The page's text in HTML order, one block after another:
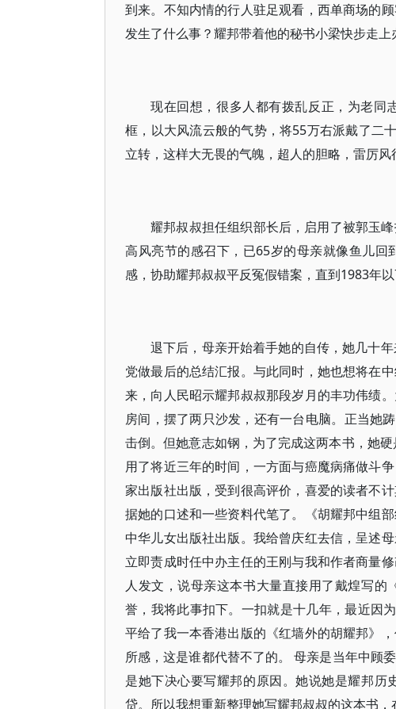
到来。不知内情的行人驻足观看，西单商场的
发生了什么事？耀邦带着他的秘书小梁快步走
现在回想，很多人都有拨乱反正，为老同
框，以大风流云般的气势，将55万右派戴了二
立转，这样大无畏的气魄，超人的胆略，雷厉
耀邦叔叔担任组织部长后，启用了被郭玉
高风亮节的感召下，已65岁的母亲就像鱼儿
感，协助耀邦叔叔平反冤假错案，直到1983年以
退下后，母亲开始着手她的自传，她几十
党做最后的总结汇报。与此同时，她也想将在
来，向人民昭示耀邦叔叔那段岁月的丰功伟绩
房间，摆了两只沙发，还有一台电脑。正当她
击倒。但她意志如钢，为了完成这两本书，她
用了将近三年的时间，一方面与癌魔病痛做斗
家出版社出版，受到很高评价，喜爱的读者不
据她的口述和一些资料代笔了。《胡耀邦中组
中华儿女出版社出版。我给曾庆红去信，呈述
立即责成时任中办主任的王刚与我和作者商量
人发文，说母亲这本书大量直接用了戴煌写
誉，我将此事扣下。一扣就是十几年，最近因
平给了我一本香港出版的《红墙外的胡耀邦》
所感，这是谁都代替不了的。 母亲是当年中顾
是她下决心要写耀邦的原因。她说她是耀邦
贷。所以我想重新整理她写耀邦叔叔的这本书，